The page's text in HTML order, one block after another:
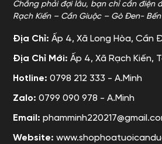
Chẳng phải đợi lâu, bạn chỉ cần điện
Rạch Kiến – Cần Giuộc – Gò Đen-
Địa Chỉ: Ấp 4, Xã Long Hòa, Cần
Địa Chỉ Mới: Ấp 4, Xã Rạch Kiến,
Hotline: 0798 212 333 - A.Minh
Zalo: 0799 090 978 - A.Minh
Email:
Website: